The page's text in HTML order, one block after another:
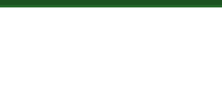
Skip to main content